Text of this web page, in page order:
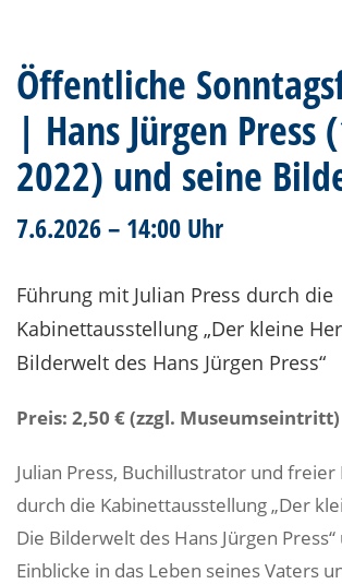
Öffentliche
| Hans Jürgen Press
2022) und seine
7.6.2026 – 14:00 Uhr
Führung mit Julian Press durch die
Kabinettausstellung „Der kleine
Bilderwelt des Hans Jürgen Press“
Preis: 2,50 € (zzgl. Museumseintritt)
Julian Press, Buchillustrator und
durch die Kabinettausstellung „Der
Die Bilderwelt des Hans Jürgen Press“
Einblicke in das Leben seines Vaters